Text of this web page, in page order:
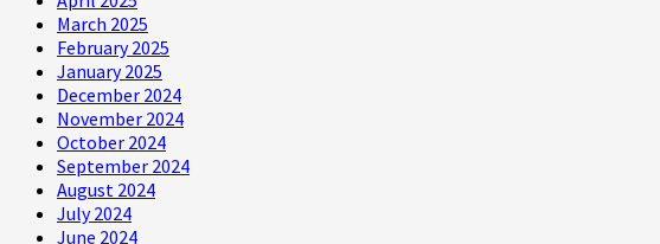
March 2025
February 2025
January 2025
December 2024
November 2024
October 2024
September 2024
August 2024
July 2024
June 2024